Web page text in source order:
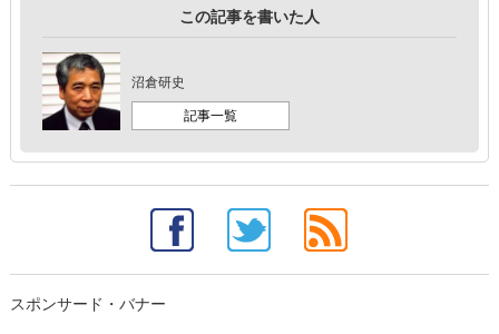
この記事を書いた人
沼倉研史
記事一覧
スポンサード・バナー